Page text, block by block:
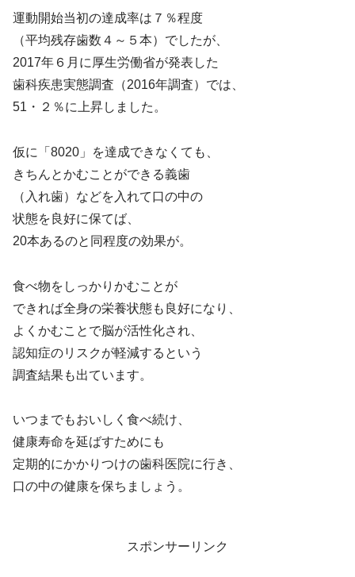
運動開始当初の達成率は７％程度
（平均残存歯数４～５本）でしたが、
2017年６月に厚生労働省が発表した
歯科疾患実態調査（2016年調査）では、
51・２％に上昇しました。
仮に「8020」を達成できなくても、
きちんとかむことができる義歯
（入れ歯）などを入れて口の中の
状態を良好に保てば、
20本あるのと同程度の効果が。
食べ物をしっかりかむことが
できれば全身の栄養状態も良好になり、
よくかむことで脳が活性化され、
認知症のリスクが軽減するという
調査結果も出ています。
いつまでもおいしく食べ続け、
健康寿命を延ばすためにも
定期的にかかりつけの歯科医院に行き、
口の中の健康を保ちましょう。
スポンサーリンク